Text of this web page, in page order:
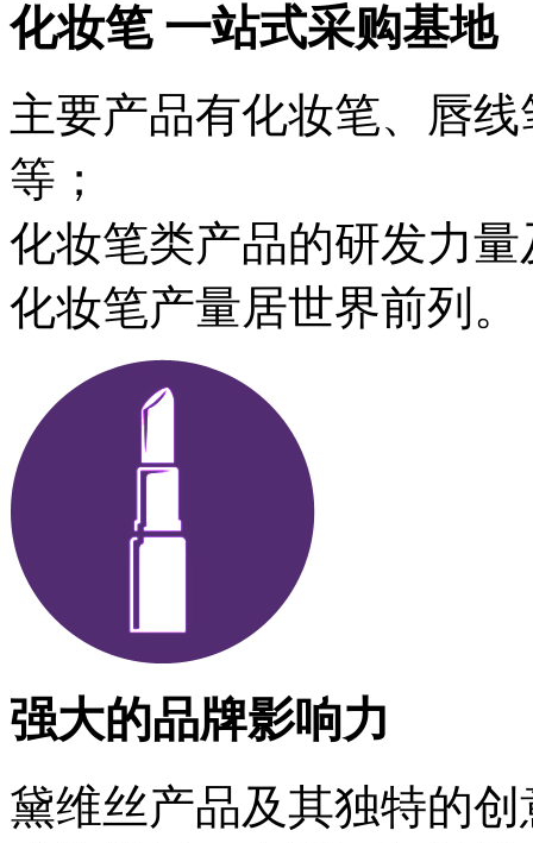
化妆笔 一站式采购基地
主要产品有化妆笔、唇
等；
化妆笔类产品的研发力
化妆笔产量居世界前列。
强大的品牌影响力
黛维丝产品及其独特的